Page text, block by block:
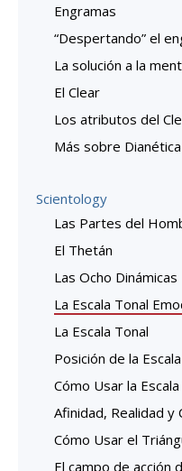
Engramas
“Despertando” el
La solución a la
El Clear
Los atributos del
Más sobre Dianética
Scientology
Las Partes del
El Thetán
Las Ocho Dinámicas
La Escala Tonal
La Escala Tonal
Posición de la
Cómo Usar la
Afinidad, Realidad y
Cómo Usar el
El campo de acción